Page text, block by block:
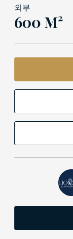
외부
600 M²